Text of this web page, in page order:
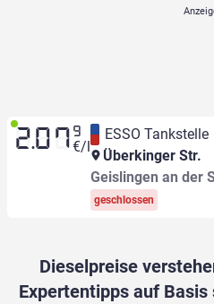
2.07 9
€/l
ESSO Tankstelle
Überkinger Str.
Geislingen an der
geschlossen
Dieselpreise
Expertentipps auf